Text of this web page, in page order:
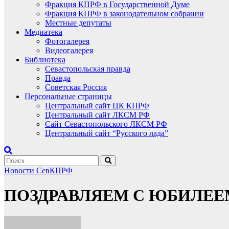
Фракция КПРФ в Государственной Думе
Фракция КПРФ в законодательном собрании
Местные депутаты
Медиатека
Фотогалерея
Видеогалерея
Библиотека
Севастопольская правда
Правда
Советская Россия
Персональные страницы
Центральный сайт ЦК КПРФ
Центральный сайт ЛКСМ РФ
Сайт Севастопольского ЛКСМ РФ
Центральный сайт “Русского лада”
Новости СевКПРФ
ПОЗДРАВЛЯЕМ С